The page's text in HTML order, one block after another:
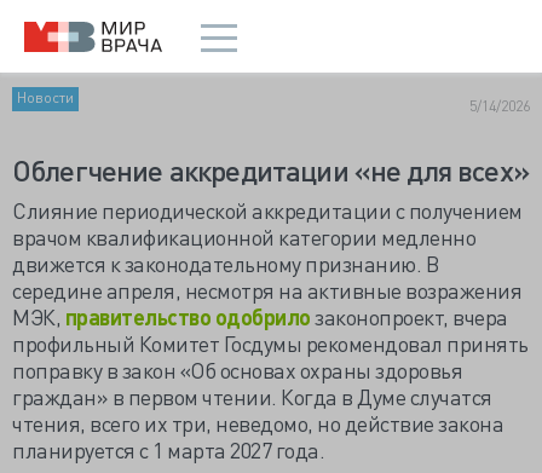
Новости 5/14/2026
Облегчение аккредитации «не для всех»
Слияние периодической аккредитации с получением
врачом квалификационной категории медленно
движется к законодательному признанию. В
середине апреля, несмотря на активные возражения
МЭК, правительство одобрилозаконопроект, вчера
профильный Комитет Госдумы рекомендовал принять
поправку в закон «Об основах охраны здоровья
граждан» в первом чтении. Когда в Думе случатся
чтения, всего их три, неведомо, но действие закона
планируется с 1 марта 2027 года.